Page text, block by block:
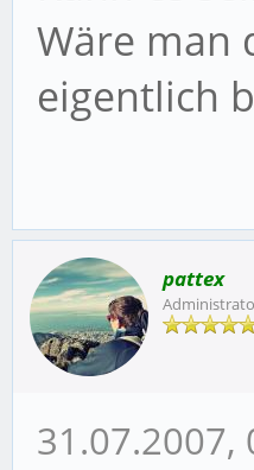
Wäre man
eigentlich
pattex
31.07.2007,